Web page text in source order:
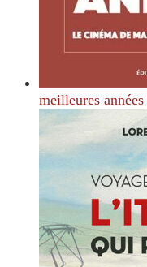
meilleures années